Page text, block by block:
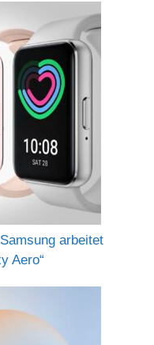
arbeitet
Aero“